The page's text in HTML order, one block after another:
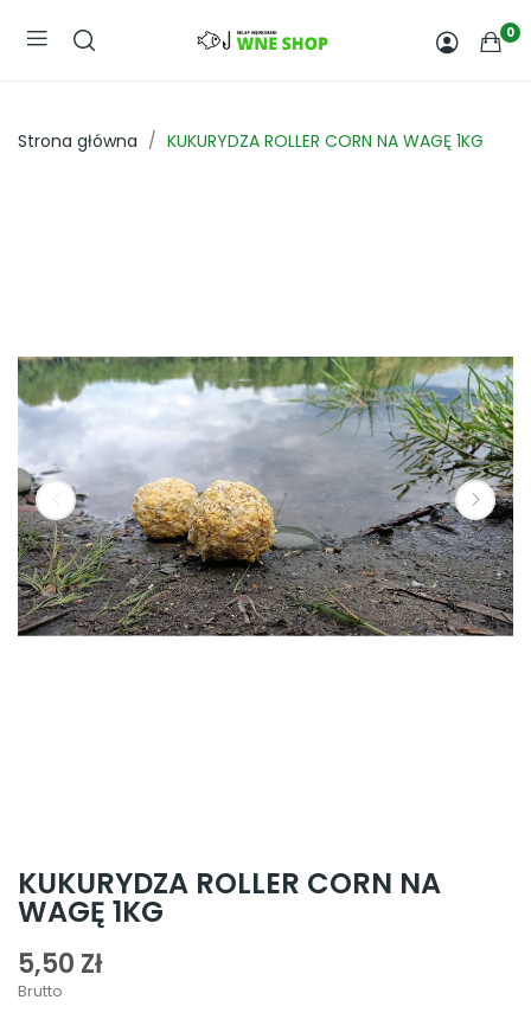
0
Strona główna KUKURYDZA ROLLER CORN NA WAGĘ 1KG
KUKURYDZA ROLLER CORN NA
WAGĘ 1KG
5,50 Zł
Brutto